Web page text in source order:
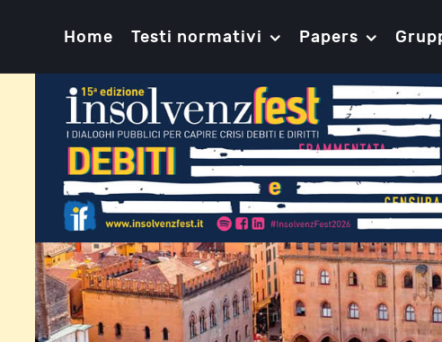
Home Testi normativi Papers